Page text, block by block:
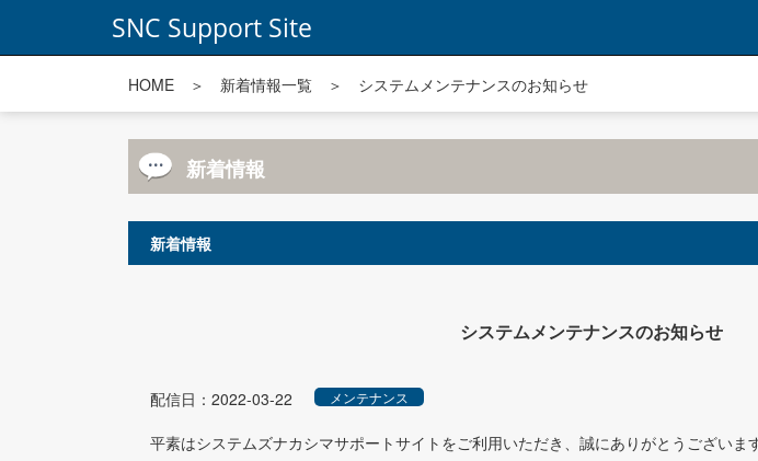
SNC Support Site
HOME ＞ 新着情報一覧 ＞ システムメンテナンスのお知らせ
新着情報
新着情報
システムメンテナンスのお知らせ
配信日：2022-03-22 メンテナンス
平素はシステムズナカシマサポートサイトをご利用いただき、誠にありがとうございます